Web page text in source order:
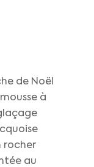
de Noël
à
rocher
au